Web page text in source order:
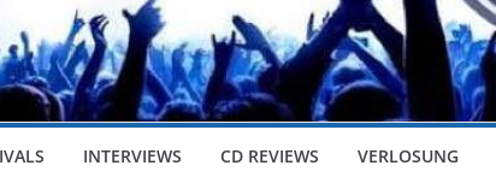
INTERVIEWS CD REVIEWS VERLOSUNG